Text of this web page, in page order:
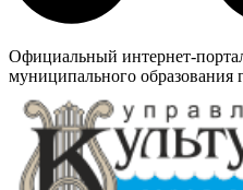
Официальный интернет-
муниципального образования